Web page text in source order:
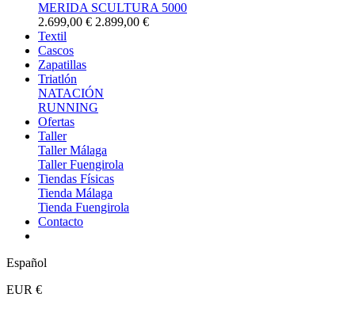
MERIDA SCULTURA 5000
2.699,00 € 2.899,00 €
Textil
Cascos
Zapatillas
Triatlón
NATACIÓN
RUNNING
Ofertas
Taller
Taller Málaga
Taller Fuengirola
Tiendas Físicas
Tienda Málaga
Tienda Fuengirola
Contacto
Español
EUR €